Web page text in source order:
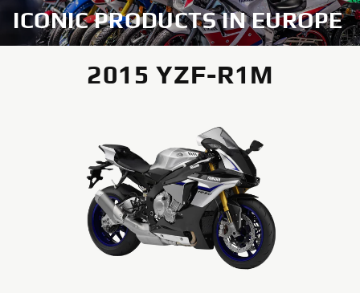
ICONIC PRODUCTS IN EUROPE
2015 YZF-R1M